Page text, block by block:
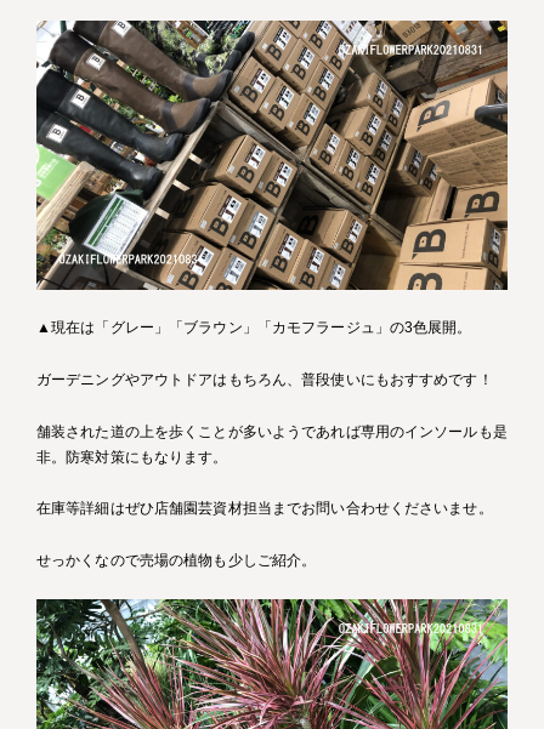
▲現在は「グレー」「ブラウン」「カモフラージュ」の3色展開。
ガーデニングやアウトドアはもちろん、普段使いにもおすすめです！
舗装された道の上を歩くことが多いようであれば専用のインソールも是
非。防寒対策にもなります。
在庫等詳細はぜひ店舗園芸資材担当までお問い合わせくださいませ。
せっかくなので売場の植物も少しご紹介。